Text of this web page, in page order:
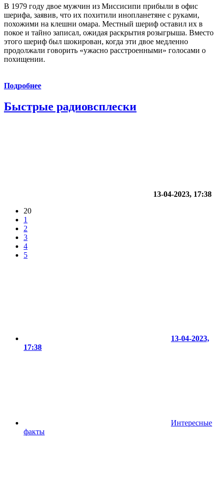
В 1979 году двое мужчин из Миссисипи прибыли в офис
шерифа, заявив, что их похитили инопланетяне с руками,
похожими на клешни омара. Местный шериф оставил их в
покое и тайно записал, ожидая раскрытия розыгрыша. Вместо
этого шериф был шокирован, когда эти двое медленно
продолжали говорить «ужасно расстроенными» голосами о
похищении.
Подробнее
Быстрые радиовсплески
13-04-2023, 17:38
20
1
2
3
4
5
13-04-2023,
17:38
Интересные
факты